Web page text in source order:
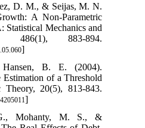
D. M., & Seijas, M. N.
A Non-Parametric
Statistical Mechanics and
486(1), 883-894.
]
B. E. (2004).
Estimation of a Threshold
Theory, 20(5), 813-843.
]
Mohanty, M. S., &